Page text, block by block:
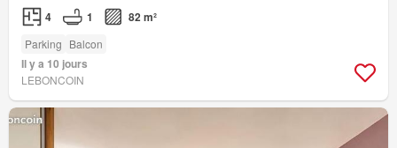
4 1 82 m²
Parking Balcon
Il y a 10 jours
LEBONCOIN